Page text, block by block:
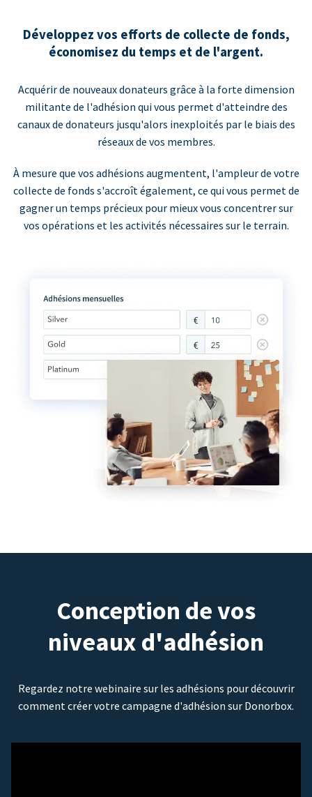
Développez vos efforts de collecte de fonds,
économisez du temps et de l'argent.
Acquérir de nouveaux donateurs grâce à la forte dimension
militante de l'adhésion qui vous permet d'atteindre des
canaux de donateurs jusqu'alors inexploités par le biais des
réseaux de vos membres.
À mesure que vos adhésions augmentent, l'ampleur de votre
collecte de fonds s'accroît également, ce qui vous permet de
gagner un temps précieux pour mieux vous concentrer sur
vos opérations et les activités nécessaires sur le terrain.
Conception de vos
niveaux d'adhésion
Regardez notre webinaire sur les adhésions pour découvrir
comment créer votre campagne d'adhésion sur Donorbox.